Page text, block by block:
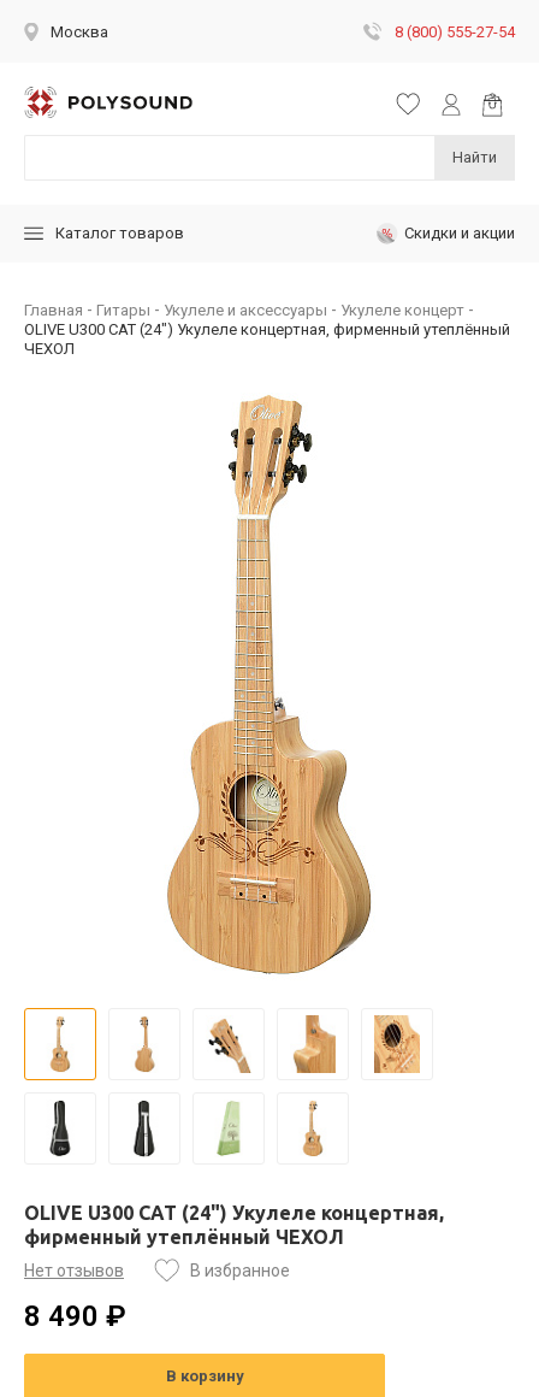
Москва 8 (800) 555-27-54
Найти
Каталог товаров Скидки и акции
Главная Гитары Укулеле и аксессуары
Укулеле концерт
OLIVE U300 CAT (24") Укулеле концертная, фирменный утеплённый
ЧЕХОЛ
OLIVE U300 CAT (24") Укулеле концертная,
фирменный утеплённый ЧЕХОЛ
Нет отзывов В избранное
8 490 ₽
В корзину